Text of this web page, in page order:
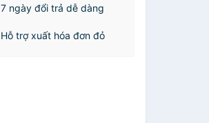
7 ngày đổi trả dễ dàng
Hỗ trợ xuất hóa đơn đỏ